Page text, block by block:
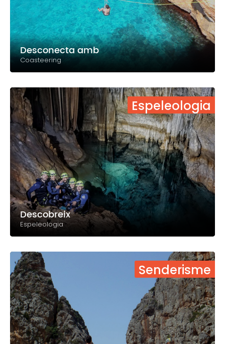
Desconecta amb
Coasteering
Espeleologia
Descobreix
Espeleologia
Senderisme